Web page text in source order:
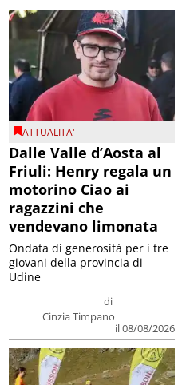
ATTUALITA'
Dalle Valle d’Aosta al
Friuli: Henry regala un
motorino Ciao ai
ragazzini che
vendevano limonata
di
Cinzia Timpano
il 08/08/2026
Ondata di generosità per i tre
giovani della provincia di
Udine